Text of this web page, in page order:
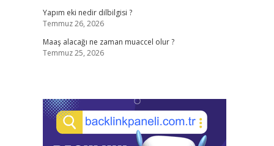
Yapım eki nedir dilbilgisi ?
Temmuz 26, 2026
Maaş alacağı ne zaman muaccel olur ?
Temmuz 25, 2026